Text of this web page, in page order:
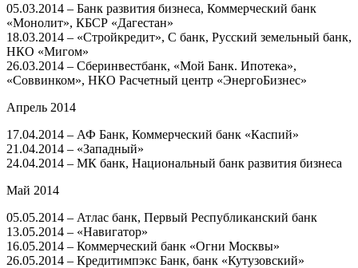
05.03.2014 – Банк развития бизнеса, Коммерческий банк
«Монолит», КБСР «Дагестан»
18.03.2014 – «Стройкредит», С банк, Русский земельный банк,
НКО «Мигом»
26.03.2014 – Сберинвестбанк, «Мой Банк. Ипотека»,
«Соввинком», НКО Расчетный центр «ЭнергоБизнес»
Апрель 2014
17.04.2014 – АФ Банк, Коммерческий банк «Каспий»
21.04.2014 – «Западный»
24.04.2014 – МК банк, Национальный банк развития бизнеса
Май 2014
05.05.2014 – Атлас банк, Первый Республиканский банк
13.05.2014 – «Навигатор»
16.05.2014 – Коммерческий банк «Огни Москвы»
26.05.2014 – Кредитимпэкс Банк, банк «Кутузовский»